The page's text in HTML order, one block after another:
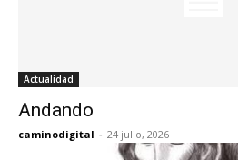
Actualidad
Andando
caminodigital - 24 julio, 2026